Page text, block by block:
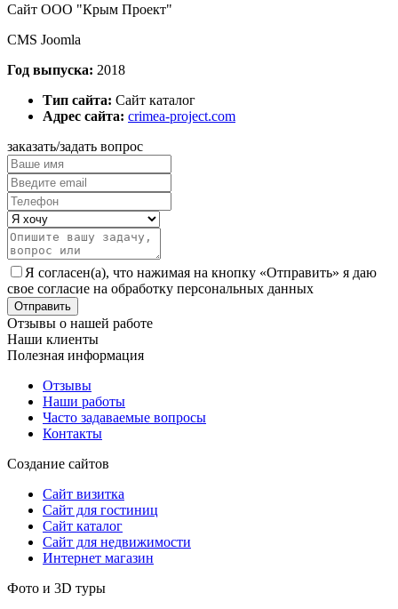
Сайт ООО "Крым Проект"
CMS Joomla
Год выпуска: 2018
Тип сайта: Сайт каталог
Адрес сайта: crimea-project.com
заказать/задать вопрос
Я согласен(а), что нажимая на кнопку «Отправить» я даю
свое согласие на обработку персональных данных
Отзывы о нашей работе
Наши клиенты
Полезная информация
Отзывы
Наши работы
Часто задаваемые вопросы
Контакты
Создание сайтов
Сайт визитка
Сайт для гостиниц
Сайт каталог
Сайт для недвижимости
Интернет магазин
Фото и 3D туры